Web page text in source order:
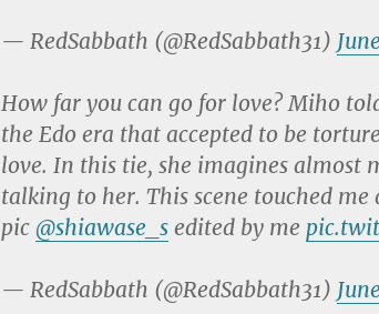
— RedSabbath (@RedSabbath31)
How far you can go for love? Miho
the Edo era that accepted to be
love. In this tie, she imagines almost
talking to her. This scene touched me
pic @shiawase_sedited by me
— RedSabbath (@RedSabbath31)